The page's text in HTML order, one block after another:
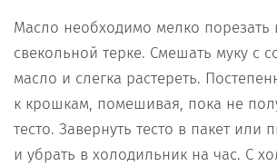
Масло необходимо мелко порезать
свекольной терке. Смешать муку с
масло и слегка растереть.
к крошкам, помешивая, пока не
тесто. Завернуть тесто в пакет или
и убрать в холодильник на час. С